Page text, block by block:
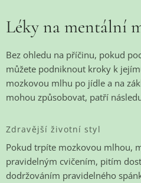
Léky na mentální
Bez ohledu na příčinu, pokud
můžete podniknout kroky k
mozkovou mlhu po jídle a na
mohou způsobovat, patří
Zdravější životní styl
Pokud trpíte mozkovou mlhou,
pravidelným cvičením, pitím
dodržováním pravidelného